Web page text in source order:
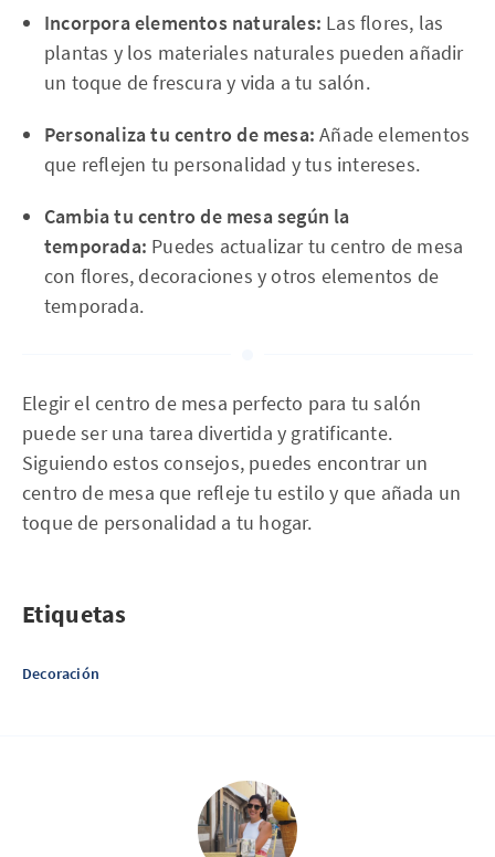
Incorpora elementos naturales: Las flores, las
plantas y los materiales naturales pueden añadir
un toque de frescura y vida a tu salón.
Personaliza tu centro de mesa: Añade elementos
que reflejen tu personalidad y tus intereses.
Cambia tu centro de mesa según la
temporada: Puedes actualizar tu centro de mesa
con flores, decoraciones y otros elementos de
temporada.
Elegir el centro de mesa perfecto para tu salón
puede ser una tarea divertida y gratificante.
Siguiendo estos consejos, puedes encontrar un
centro de mesa que refleje tu estilo y que añada un
toque de personalidad a tu hogar.
Etiquetas
Decoración